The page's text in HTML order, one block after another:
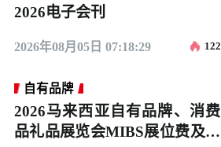
2026电子会刊
2026年08月05日 07:18:29 122
自有品牌
2026马来西亚自有品牌、消费
品礼品展览会MIBS展位费及预